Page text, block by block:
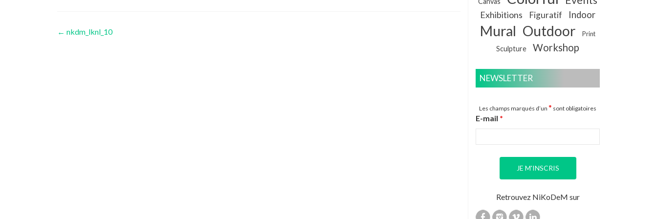
Navigation
← nkdm_lknl_10
Exhibitions Figuratif Indoor
Mural Outdoor Print
Sculpture Workshop
NEWSLETTER
Les champs marqués d’un * sont obligatoires
E-mail *
Retrouvez NiKoDeM sur